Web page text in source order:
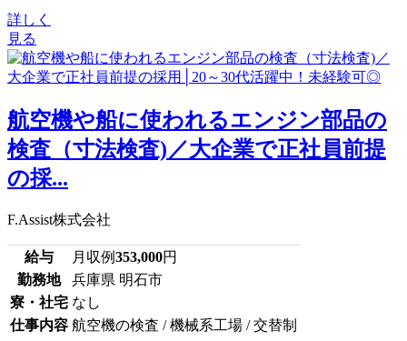
詳しく
見る
航空機や船に使われるエンジン部品の
検査（寸法検査)／大企業で正社員前提
の採...
F.Assist株式会社
給与 月収例353,000円
勤務地
兵庫県 明石市
寮・社宅 なし
仕事内容 航空機の検査 / 機械系工場 / 交替制